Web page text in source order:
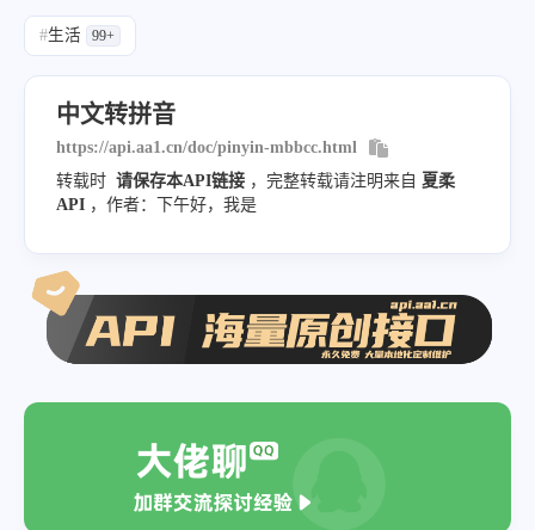
#生活 99+
中文转拼音
https://api.aa1.cn/doc/pinyin-mbbcc.html
转载时 请保存本API链接 ，完整转载请注明来自 夏柔
API ，作者：下午好，我是